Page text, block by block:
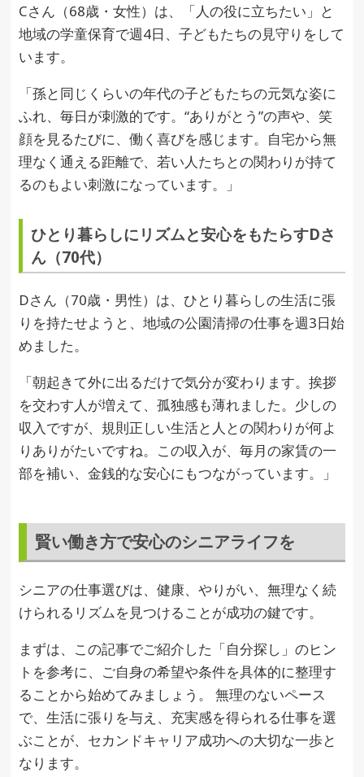
Cさん（68歳・女性）は、「人の役に立ちたい」と
地域の学童保育で週4日、子どもたちの見守りをして
います。
「孫と同じくらいの年代の子どもたちの元気な姿に
ふれ、毎日が刺激的です。“ありがとう”の声や、笑
顔を見るたびに、働く喜びを感じます。自宅から無
理なく通える距離で、若い人たちとの関わりが持て
るのもよい刺激になっています。」
ひとり暮らしにリズムと安心をもたらすDさ
ん（70代）
Dさん（70歳・男性）は、ひとり暮らしの生活に張
りを持たせようと、地域の公園清掃の仕事を週3日始
めました。
「朝起きて外に出るだけで気分が変わります。挨拶
を交わす人が増えて、孤独感も薄れました。少しの
収入ですが、規則正しい生活と人との関わりが何よ
りありがたいですね。この収入が、毎月の家賃の一
部を補い、金銭的な安心にもつながっています。」
賢い働き方で安心のシニアライフを
シニアの仕事選びは、健康、やりがい、無理なく続
けられるリズムを見つけることが成功の鍵です。
まずは、この記事でご紹介した「自分探し」のヒン
トを参考に、ご自身の希望や条件を具体的に整理す
ることから始めてみましょう。 無理のないペース
で、生活に張りを与え、充実感を得られる仕事を選
ぶことが、セカンドキャリア成功への大切な一歩と
なります。